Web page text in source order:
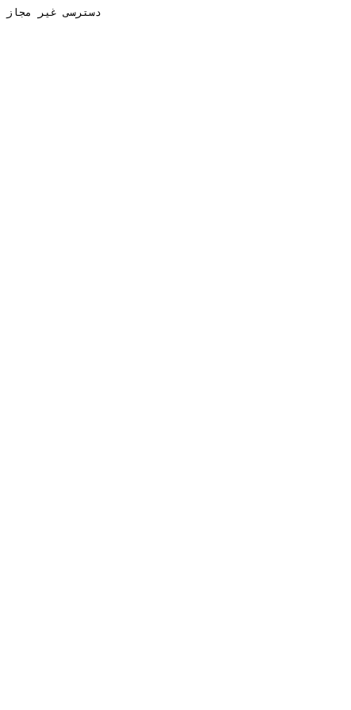
دسترسی غیر مجاز